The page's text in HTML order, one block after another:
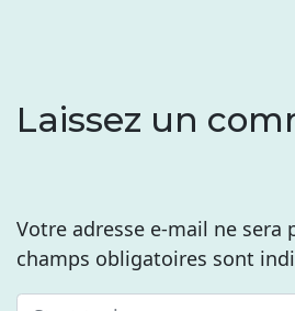
Laissez un
Votre adresse e-mail ne sera
champs obligatoires sont